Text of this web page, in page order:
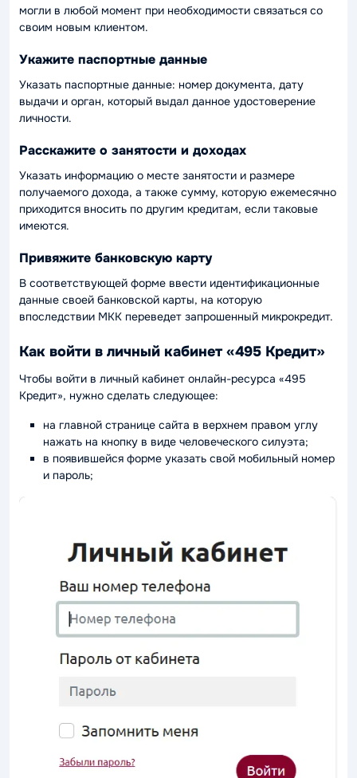
могли в любой момент при необходимости связаться со
своим новым клиентом.
Укажите паспортные данные
Указать паспортные данные: номер документа, дату
выдачи и орган, который выдал данное удостоверение
личности.
Расскажите о занятости и доходах
Указать информацию о месте занятости и размере
получаемого дохода, а также сумму, которую ежемесячно
приходится вносить по другим кредитам, если таковые
имеются.
Привяжите банковскую карту
В соответствующей форме ввести идентификационные
данные своей банковской карты, на которую
впоследствии МКК переведет запрошенный микрокредит.
Как войти в личный кабинет «495 Кредит»
Чтобы войти в личный кабинет онлайн-ресурса «495
Кредит», нужно сделать следующее:
на главной странице сайта в верхнем правом углу
нажать на кнопку в виде человеческого силуэта;
в появившейся форме указать свой мобильный номер
и пароль;